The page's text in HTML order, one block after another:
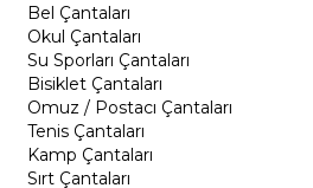
Bel Çantaları
Okul Çantaları
Su Sporları Çantaları
Bisiklet Çantaları
Omuz / Postacı Çantaları
Tenis Çantaları
Kamp Çantaları
Sırt Çantaları